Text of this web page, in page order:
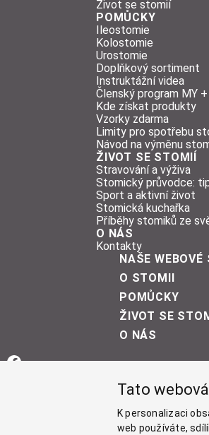
Tato
K personalizaci
web používáte,
Život se stomií
POMŮCKY
Ileostomie
Kolostomie
Urostomie
Doplňkový sortiment
Instruktážní videa
Členský program MY +
Kde získat produkty
Vzorky zdarma
Limity pro spotřebu
Návod na výměnu
ŽIVOT SE STOMIÍ
Stravování a výživa
Stomický průvodce:
Sport a aktivní život
Stomická kuchařka
Příběhy stomiků ze
O NÁS
Kontakty
NAŠE WEBOVÉ
O STOMII
POMŮCKY
ŽIVOT SE
O NÁS
Facebook